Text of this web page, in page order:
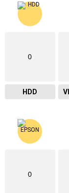
0
HDD
0